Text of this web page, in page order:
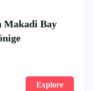
Makadi Bay
Explore